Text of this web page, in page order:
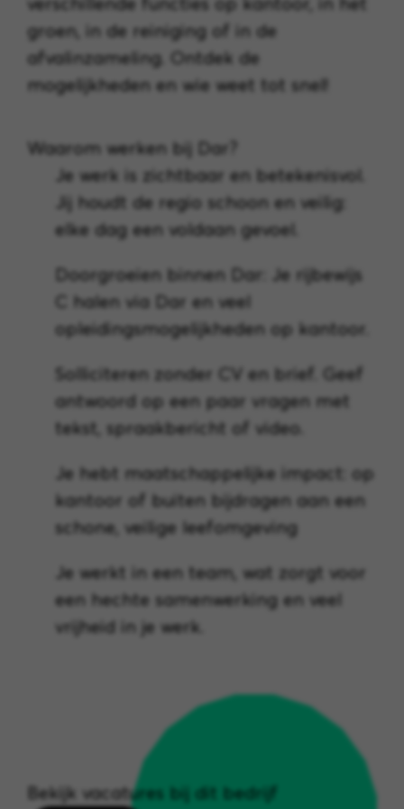
groen, in de reiniging of in de
afvalinzameling. Ontdek de
mogelijkheden en wie weet tot snel!
Waarom werken bij Dar?
Je werk is zichtbaar en betekenisvol.
Jij houdt de regio schoon en veilig:
elke dag een voldaan gevoel.
Doorgroeien binnen Dar: Je rijbewijs
C halen via Dar en veel
opleidingsmogelijkheden op kantoor.
Solliciteren zonder CV en brief. Geef
antwoord op een paar vragen met
tekst, spraakbericht of video.
Je hebt maatschappelijke impact: op
kantoor of buiten bijdragen aan een
schone, veilige leefomgeving
Je werkt in een team, wat zorgt voor
een hechte samenwerking en veel
vrijheid in je werk.
Bekijk vacatures bij dit bedrijf